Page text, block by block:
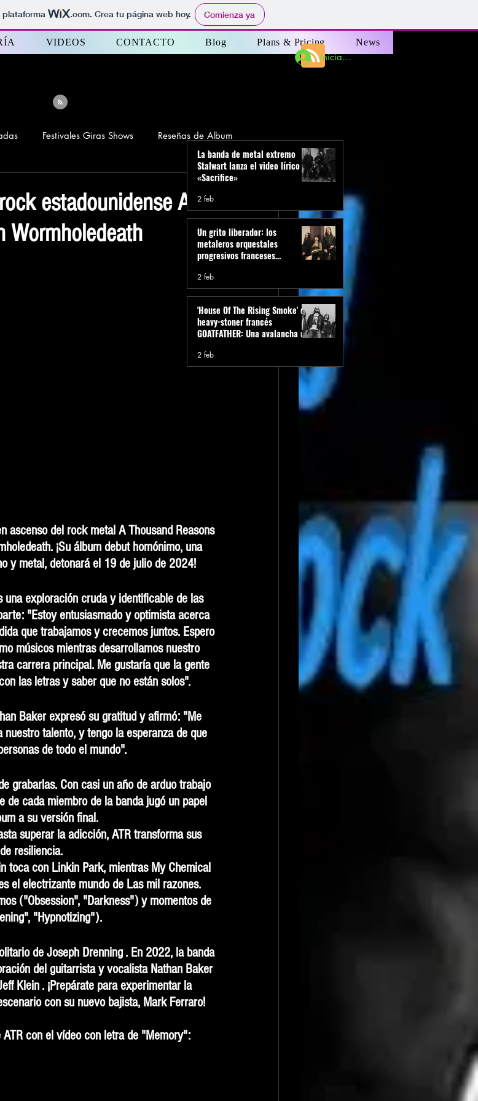
plataforma .com. Crea tu página web hoy. Comienza ya
VIDEOS CONTACTO Blog Plans & Pricing News
Iniciar sesión
Festivales Giras Shows Reseñas de Album
sugerencia musical de RockVip
estadounidense A
Wormholedeath
ascenso del rock metal A Thousand Reasons
¡Su álbum debut homónimo, una
y metal, detonará el 19 de julio de 2024!
una exploración cruda y identificable de las
"Estoy entusiasmado y optimista acerca
que trabajamos y crecemos juntos. Espero
músicos mientras desarrollamos nuestro
carrera principal. Me gustaría que la gente
las letras y saber que no están solos".
Baker expresó su gratitud y afirmó: "Me
talento, y tengo la esperanza de que
de todo el mundo".
grabarlas. Con casi un año de arduo trabajo
cada miembro de la banda jugó un papel
a su versión final.
superar la adicción, ATR transforma sus
resiliencia.
toca con Linkin Park, mientras My Chemical
el electrizante mundo de Las mil razones.
("Obsession", "Darkness") y momentos de
"Hypnotizing").
de Joseph Drenning . En 2022, la banda
del guitarrista y vocalista Nathan Baker
Klein . ¡Prepárate para experimentar la
con su nuevo bajista, Mark Ferraro!
con el vídeo con letra de "Memory":
La banda de metal extremo
Stalwart lanza el video lírico de
«Sacrifice»
2 feb
Un grito liberador: los
metaleros orquestales
progresivos franceses
"Reign Of Idiocy".
2 feb
'House Of The Rising Smoke' del
heavy-stoner francés
GOATFATHER: Una avalancha de
2 feb